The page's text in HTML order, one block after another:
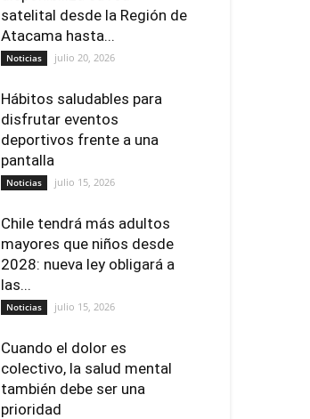
satelital desde la Región de
Atacama hasta...
Noticias julio 20, 2026
Hábitos saludables para
disfrutar eventos
deportivos frente a una
pantalla
Noticias julio 15, 2026
Chile tendrá más adultos
mayores que niños desde
2028: nueva ley obligará a
las...
Noticias julio 15, 2026
Cuando el dolor es
colectivo, la salud mental
también debe ser una
prioridad